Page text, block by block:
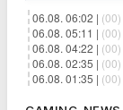
06.08. 06:02 | (00)
06.08. 05:11 | (00)
06.08. 04:22 | (00)
06.08. 02:35 | (00)
06.08. 01:35 | (00)